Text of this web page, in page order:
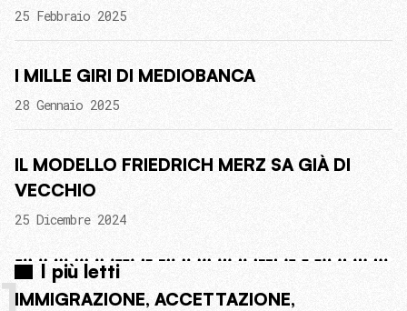
25 Febbraio 2025
I MILLE GIRI DI MEDIOBANCA
28 Gennaio 2025
IL MODELLO FRIEDRICH MERZ SA GIÀ DI
VECCHIO
25 Dicembre 2024
I più letti
1IMMIGRAZIONE, ACCETTAZIONE,